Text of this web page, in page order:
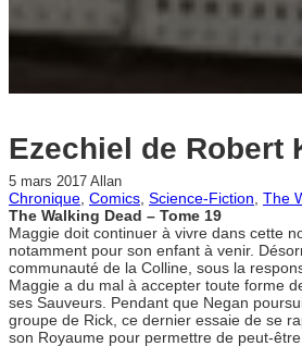
e
Ezechiel de Robert
5 mars 2017 Allan
Chronique, Comics, Science-Fiction, The
The Walking Dead – Tome 19
Maggie doit continuer à vivre dans cette
notamment pour son enfant à venir.
communauté de la Colline, sous la
Maggie a du mal à accepter toute forme
ses Sauveurs. Pendant que Negan
groupe de Rick, ce dernier essaie de se
son Royaume pour permettre de peut-